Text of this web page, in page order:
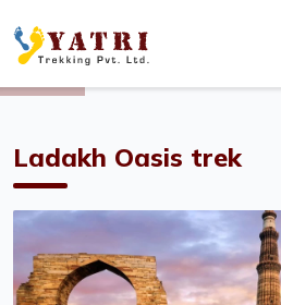
Ladakh Oasis trek
en bref